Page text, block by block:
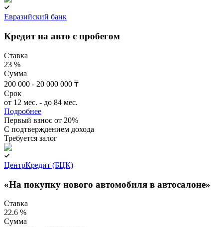
Евразийский банк
Кредит на авто с пробегом
Ставка
23 %
Сумма
200 000 - 20 000 000 ₸
Срок
от 12 мес. - до 84 мес.
Подробнее
Первый взнос от 20%
C подтверждением дохода
Требуется залог
ЦентрКредит (БЦК)
«На покупку нового автомобиля в автосалоне»
Ставка
22.6 %
Сумма